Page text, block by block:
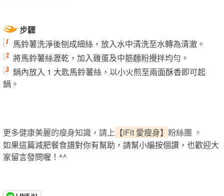
步驟
馬鈴薯洗淨後刨成細絲，放入水中清洗至水轉為清澈。
將馬鈴薯絲瀝乾，加入雞蛋及中筋麵粉攪拌均勻。
鍋內放入 1 大匙馬鈴薯絲，以小火煎至兩面酥香即可起
鍋。
更多健康美麗的瘦身知識，請上 【iFit 愛瘦身】 粉絲團 。
如果這篇減肥餐食譜對你有幫助，請幫小編按個讚，也歡迎大
家留言發問喔！^^